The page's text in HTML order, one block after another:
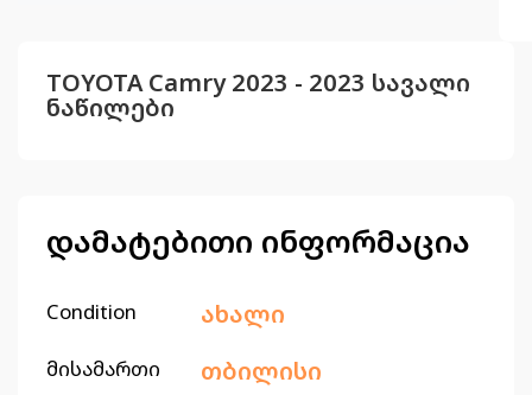
TOYOTA Camry 2023 - 2023 სავალი
ნაწილები
დამატებითი ინფორმაცია
Condition ახალი
მისამართი თბილისი